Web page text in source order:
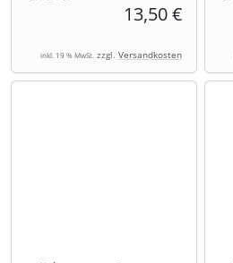
13,50 €
inkl. 19 % MwSt. zzgl. Versandkosten